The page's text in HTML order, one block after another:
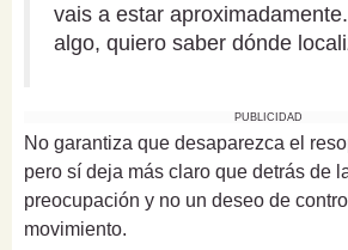
vais a estar
algo, quiero saber dónde
PUBLICIDAD
No garantiza que desaparezca el
pero sí deja más claro que detrás de
preocupación y no un deseo de
movimiento.